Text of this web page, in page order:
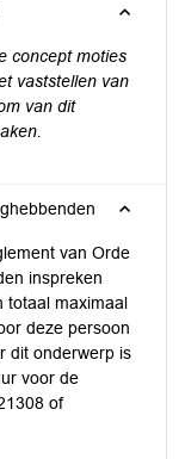
concept moties
vaststellen van
van dit
van Orde
inspreken
totaal maximaal
deze persoon
dit onderwerp is
voor de
of